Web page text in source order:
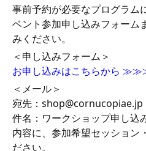
事前予約が必要なプログラム
ベント参加申し込みフォーム
みください。
＜申し込みフォーム＞
お申し込みはこちらから
＜メール＞
宛先：shop@cornucopiae.jp
件名：ワークショップ申し込
内容に、参加希望セッション
ださい。